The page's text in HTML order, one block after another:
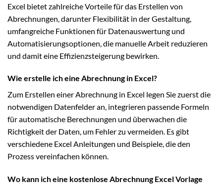
Excel bietet zahlreiche Vorteile für das Erstellen von
Abrechnungen, darunter Flexibilität in der Gestaltung,
umfangreiche Funktionen für Datenauswertung und
Automatisierungsoptionen, die manuelle Arbeit reduzieren
und damit eine Effizienzsteigerung bewirken.
Wie erstelle ich eine Abrechnung in Excel?
Zum Erstellen einer Abrechnung in Excel legen Sie zuerst die
notwendigen Datenfelder an, integrieren passende Formeln
für automatische Berechnungen und überwachen die
Richtigkeit der Daten, um Fehler zu vermeiden. Es gibt
verschiedene Excel Anleitungen und Beispiele, die den
Prozess vereinfachen können.
Wo kann ich eine kostenlose Abrechnung Excel Vorlage